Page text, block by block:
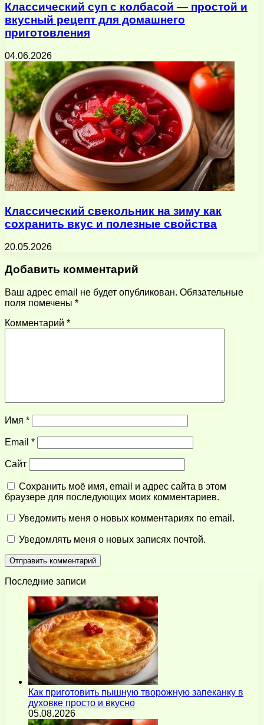
Классический суп с колбасой — простой и
вкусный рецепт для домашнего
приготовления
04.06.2026
Классический свекольник на зиму как
сохранить вкус и полезные свойства
20.05.2026
Добавить комментарий
Ваш адрес email не будет опубликован. Обязательные
поля помечены *
Комментарий *
Имя *
Email *
Сайт
Сохранить моё имя, email и адрес сайта в этом
браузере для последующих моих комментариев.
Уведомить меня о новых комментариях по email.
Уведомлять меня о новых записях почтой.
Последние записи
Как приготовить пышную творожную запеканку в
духовке просто и вкусно
05.08.2026